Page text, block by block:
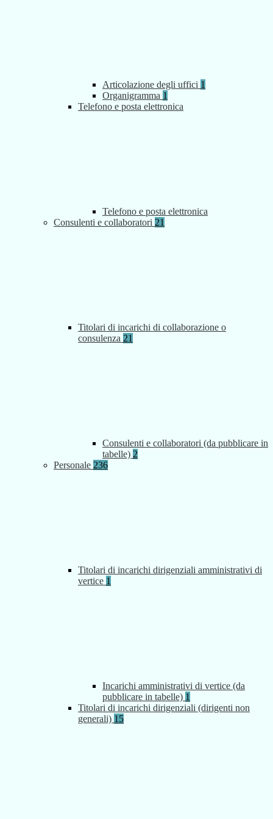
Articolazione degli uffici 1
Organigramma 1
Telefono e posta elettronica
Telefono e posta elettronica
Consulenti e collaboratori 21
Titolari di incarichi di collaborazione o
consulenza 21
Consulenti e collaboratori (da pubblicare in
tabelle) 2
Personale 236
Titolari di incarichi dirigenziali amministrativi di
vertice 1
Incarichi amministrativi di vertice (da
pubblicare in tabelle) 1
Titolari di incarichi dirigenziali (dirigenti non
generali) 15